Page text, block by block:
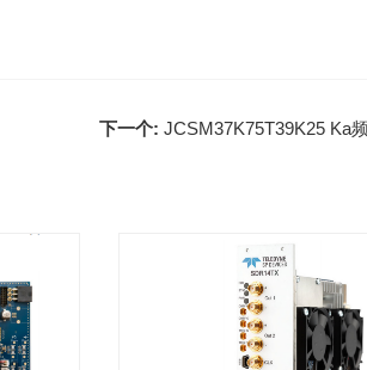
下一个: JCSM37K75T39K25 Ka